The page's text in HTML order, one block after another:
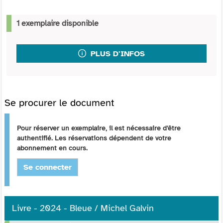
1 exemplaire disponible
PLUS D'INFOS
Se procurer le document
Pour réserver un exemplaire, il est nécessaire d'être
authentifié. Les réservations dépendent de votre
abonnement en cours.
Se connecter
Livre - 2024 - Bleue / Michel Galvin